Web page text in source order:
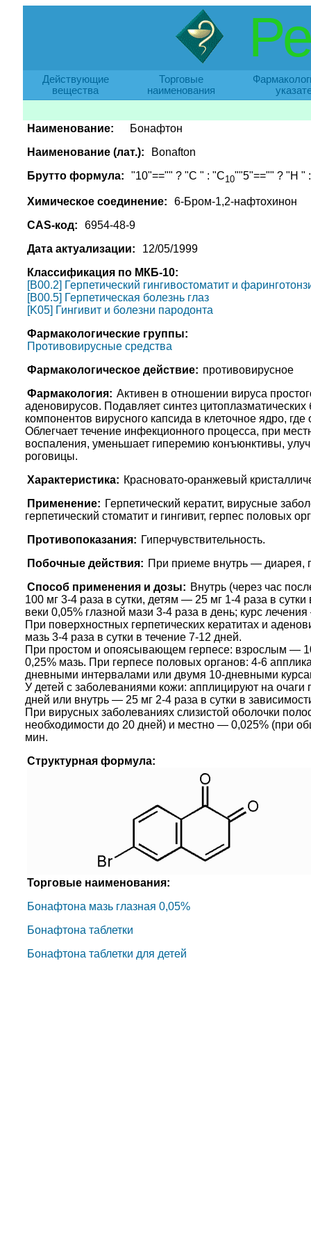
Действующие
вещества
Торговые
наименования
Наименование:
Бонафтон
Наименование (лат.):
Bonafton
Брутто формула:
"10"=="" ? "C " : "C10""5"=="" ? "H "
Химическое соединение:
6-Бром-1,2-нафтохинон
CAS-код:
6954-48-9
Дата актуализации:
12/05/1999
Классификация по МКБ-10:
[B00.2] Герпетический гингивостоматит и
[B00.5] Герпетическая болезнь глаз
[K05] Гингивит и болезни пародонта
Фармакологические группы:
Противовирусные средства
Фармакологическое действие: противовирусное
Фармакология: Активен в отношении вируса
аденовирусов. Подавляет синтез
компонентов вирусного капсида в клеточное ядро,
Облегчает течение инфекционного процесса, при
воспаления, уменьшает гиперемию конъюнктивы,
роговицы.
Характеристика: Красновато-оранжевый
Применение: Герпетический кератит, вирусные
герпетический стоматит и гингивит, герпес половых
Противопоказания: Гиперчувствительность.
Побочные действия: При приеме внутрь — диарея,
Способ применения и дозы: Внутрь (через час
100 мг 3-4 раза в сутки, детям — 25 мг 1-4 раза в
веки 0,05% глазной мази 3-4 раза в день; курс
При поверхностных герпетических кератитах и
мазь 3-4 раза в сутки в течение 7-12 дней.
При простом и опоясывающем герпесе: взрослым —
0,25% мазь. При герпесе половых органов: 4-6
дневными интервалами или двумя 10-дневными
У детей с заболеваниями кожи: апплицируют на
дней или внутрь — 25 мг 2-4 раза в сутки в
При вирусных заболеваниях слизистой оболочки
необходимости до 20 дней) и местно — 0,025% (при
мин.
Структурная формула:
Торговые наименования:
Бонафтона мазь глазная 0,05%
Бонафтона таблетки
Бонафтона таблетки для детей